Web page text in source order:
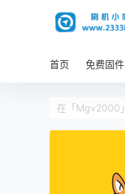
首页 免费固件